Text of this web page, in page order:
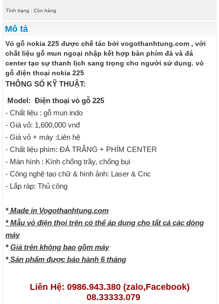
Tình trạng : Còn hàng
Mô tả
Vỏ gỗ nokia 225 được chế tác bởi vogothanhtung.com , với
chất liệu gỗ mun ngoại nhập kết hợp bàn phím đá và đá
center tạo sự thanh lịch sang trọng cho người sử dụng. vỏ
gỗ điện thoại nokia 225
THÔNG SỐ KỸ THUẬT:
Model: Điện thoại vỏ gỗ 225
- Chất liệu : gỗ mun indo
- Giá vỏ: 1,600,000 vnđ
- Giá vỏ + máy :Liên hệ
- Chất liệu phím: ĐÁ TRẮNG + PHÍM CENTER
- Màn hình : Kính chống trầy, chống bụi
- Công nghệ tạo chữ & hình ảnh: Laser & Cnc
- Lắp ráp: Thủ công
*Made in Vogothanhtung.com
* Mẫu vỏ điện thọi trên có thể áp dụng cho tất cả các dòng
máy
*Giá trên không bao gồm máy
*Sản phẩm được bảo hành 6 tháng
Liên Hệ: 0986.943.380 (zalo,Facebook)
08.33333.079